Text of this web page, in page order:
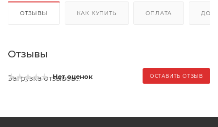
ОТЗЫВЫ КАК КУПИТЬ ОПЛАТА
Отзывы
Нет оценок ОСТАВИТЬ ОТЗЫВ
Загрузка отзывов...